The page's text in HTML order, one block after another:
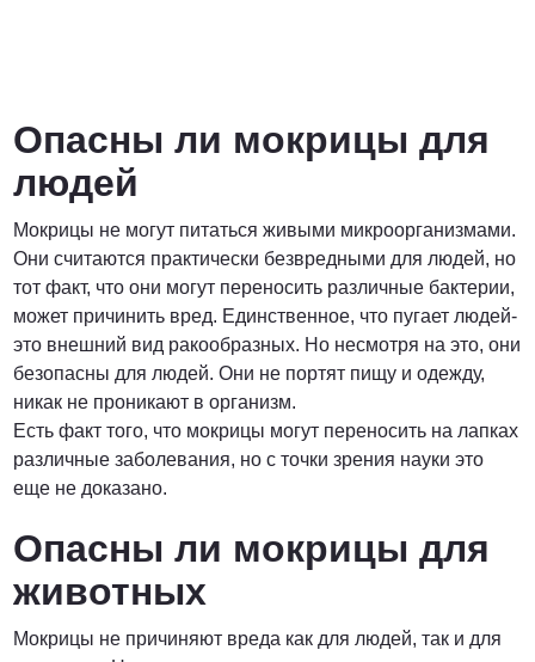
Опасны ли мокрицы для
людей
Мокрицы не могут питаться живыми микроорганизмами.
Они считаются практически безвредными для людей, но
тот факт, что они могут переносить различные бактерии,
может причинить вред. Единственное, что пугает людей-
это внешний вид ракообразных. Но несмотря на это, они
безопасны для людей. Они не портят пищу и одежду,
никак не проникают в организм.
Есть факт того, что мокрицы могут переносить на лапках
различные заболевания, но с точки зрения науки это
еще не доказано.
Опасны ли мокрицы для
животных
Мокрицы не причиняют вреда как для людей, так и для